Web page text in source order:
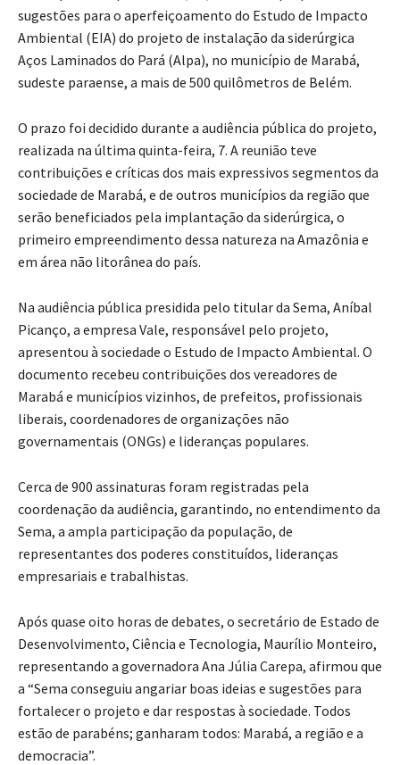
sugestões para o aperfeiçoamento do Estudo de Impacto
Ambiental (EIA) do projeto de instalação da siderúrgica
Aços Laminados do Pará (Alpa), no município de Marabá,
sudeste paraense, a mais de 500 quilômetros de Belém.
O prazo foi decidido durante a audiência pública do projeto,
realizada na última quinta-feira, 7. A reunião teve
contribuições e críticas dos mais expressivos segmentos da
sociedade de Marabá, e de outros municípios da região que
serão beneficiados pela implantação da siderúrgica, o
primeiro empreendimento dessa natureza na Amazônia e
em área não litorânea do país.
Na audiência pública presidida pelo titular da Sema, Aníbal
Picanço, a empresa Vale, responsável pelo projeto,
apresentou à sociedade o Estudo de Impacto Ambiental. O
documento recebeu contribuições dos vereadores de
Marabá e municípios vizinhos, de prefeitos, profissionais
liberais, coordenadores de organizações não
governamentais (ONGs) e lideranças populares.
Cerca de 900 assinaturas foram registradas pela
coordenação da audiência, garantindo, no entendimento da
Sema, a ampla participação da população, de
representantes dos poderes constituídos, lideranças
empresariais e trabalhistas.
Após quase oito horas de debates, o secretário de Estado de
Desenvolvimento, Ciência e Tecnologia, Maurílio Monteiro,
representando a governadora Ana Júlia Carepa, afirmou que
a “Sema conseguiu angariar boas ideias e sugestões para
fortalecer o projeto e dar respostas à sociedade. Todos
estão de parabéns; ganharam todos: Marabá, a região e a
democracia”.